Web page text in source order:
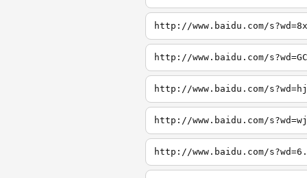
http://www.baidu.com/
http://www.baidu.com/
http://www.baidu.com/
http://www.baidu.com/
http://www.baidu.com/